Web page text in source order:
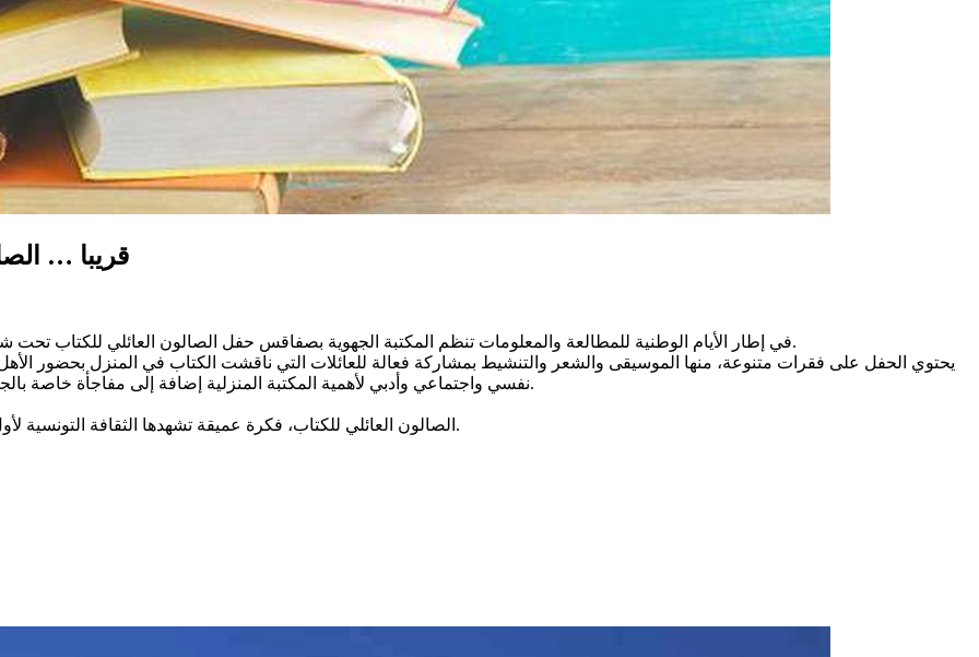
قريبا …
في إطار الأيام الوطنية للمطالعة والمعلومات تنظم المكتبة الجهوية بصفاقس حفل الصالون العائلي للكتاب تحت شعار: بيتنا يقرأ وذلك يوم السبت 3 ماي 2025 بالمسرح البلدي بصفاقس.
يحتوي الحفل على فقرات متنوعة، منها الموسيقى والشعر والتنشيط بمشاركة فعالة للعائلات التي ناقشت الكتاب في المنزل بحضور
نفسي واجتماعي وأدبي لأهمية المكتبة المنزلية إضافة إلى مفاجأة خاصة بالجمهور الحاضر وتكريم للعائلات والداعمين للتضاهرة المتفردة والمميزة.
الصالون العائلي للكتاب، فكرة عميقة تشهدها الثقافة التونسية لأول مرة … نحن في شوق لاكتشافها على ركح المسرح البلدي بصفاقس.